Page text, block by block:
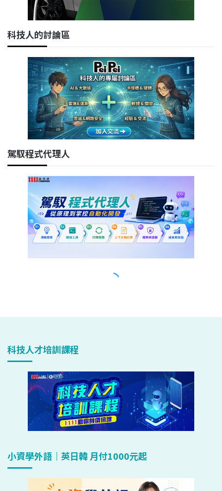
科技人才培訓課程
小資學外語｜英日韓 月付1000元起